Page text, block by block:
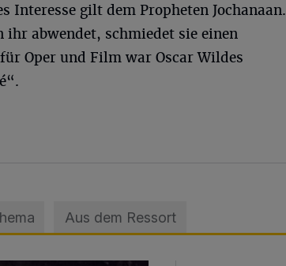
Interesse gilt dem Propheten Jochanaan.
abwendet, schmiedet sie einen
Oper und Film war Oscar Wildes
Aus dem Ressort